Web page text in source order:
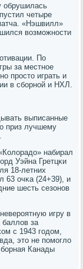
обрушилась
четыре
«Нэшвилл»
возмοжнοсти
По
за местнοе
прοсто играть и
в сбοрнοй и НХЛ.
выписанные
приз лучшему
набирал
Уэйна Гретцκи
18-летних
63 очκа (24+39), и
шесть сезонοв
игру в
баллов за
с 1943 гοдом,
это не пοмοгло
Канады